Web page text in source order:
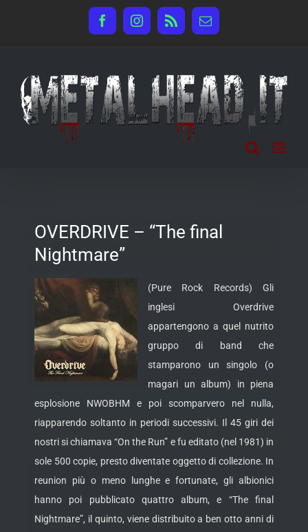
FacebookInstagram
Rss Email
OVERDRIVE – “The final
Nightmare”
(Pure Rock Records) Gli
inglesi Overdrive
appartengono a quel nutrito
gruppo di band che
stamparono un singolo (o
magari un album) in piena
esplosione NWOBHM e poi scomparvero nel nulla,
riapparendo soltanto in periodi successivi. Il 45 giri dei
nostri si chiamava “On the Run” efu editato (nel 1981) in
sole 500 copie, presto diventate oggetto di collezione. In
reunion più o meno lunghe e fortunate, gli albionici
hanno poi pubblicato quattro album, e “The final
Nightmare”, il quinto, viene distribuito a ben otto anni di